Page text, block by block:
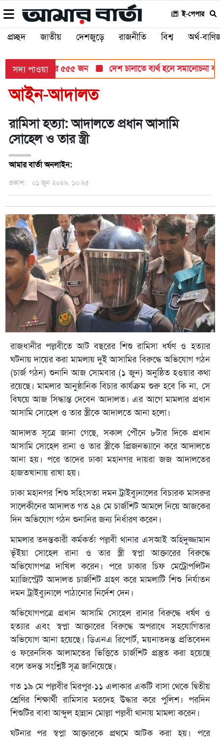
ই-পেপার
প্রচ্ছদ জাতীয় দেশজুড়ে রাজনীতি বিশ্ব অর্থ-
সদ্য পাওয়া
লাখ ৩২ হাজার ৫৫৫ জন দেশ চালাতে ব্যর্থ হলে সমালোচনা
আইন-আদালত
রামিসা হত্যা: আদালতে প্রধান আসামি
সোহেল ও তার স্ত্রী
আমার বার্তা অনলাইন:
প্রকাশ: ০১ জুন ২০২৬, ১০:২৫
রাজধানীর পল্লবীতে আট বছরের শিশু রামিসা ধর্ষণ ও হত্যার
ঘটনায় দায়ের করা মামলায় দুই আসামির বিরুদ্ধে অভিযোগ গঠন
(চার্জ গঠন) শুনানি আজ সোমবার (১ জুন) অনুষ্ঠিত হওয়ার কথা
রয়েছে। মামলার আনুষ্ঠানিক বিচার কার্যক্রম শুরু হবে কি না, সে
বিষয়ে আজ সিদ্ধান্ত দেবেন আদালত। এর আগে মামলার প্রধান
আসামি সোহেল ও তার স্ত্রীকে আদালতে আনা হলো।
আদালত সূত্রে জানা গেছে, সকাল পৌনে ৮টার দিকে প্রধান
আসামি সোহেল রানা ও তার স্ত্রীকে প্রিজনভ্যানে করে আদালতে
আনা হয়। পরে তাদের ঢাকা মহানগর দায়রা জজ আদালতের
হাজতখানায় রাখা হয়।
ঢাকা মহানগর শিশু সহিংসতা দমন ট্রাইব্যুনালের বিচারক মাসরুর
সালেকীনের আদালত গত ২৪ মে চার্জশিট আমলে নিয়ে আজকের
দিন অভিযোগ গঠন শুনানির জন্য নির্ধারণ করেন।
মামলার তদন্তকারী কর্মকর্তা পল্লবী থানার এসআই অহিদুজ্জামান
ভূঁইয়া সোহেল রানা ও তার স্ত্রী স্বপ্না আক্তারের বিরুদ্ধে
অভিযোগপত্র দাখিল করেন। পরে ঢাকার চিফ মেট্রোপলিটন
ম্যাজিস্ট্রেট আদালত চার্জশিট গ্রহণ করে মামলাটি শিশু নির্যাতন
দমন ট্রাইব্যুনালে পাঠানোর নির্দেশ দেন।
অভিযোগপত্রে প্রধান আসামি সোহেল রানার বিরুদ্ধে ধর্ষণ ও
হত্যার এবং স্বপ্না আক্তারের বিরুদ্ধে অপরাধে সহযোগিতার
অভিযোগ আনা হয়েছে। ডিএনএ রিপোর্ট, ময়নাতদন্ত প্রতিবেদন
ও ফরেনসিক আলামতের ভিত্তিতে চার্জশিট প্রস্তুত করা হয়েছে
বলে তদন্ত সংশ্লিষ্ট সূত্র জানিয়েছে।
গত ১৯ মে পল্লবীর মিরপুর-১১ এলাকার একটি বাসা থেকে দ্বিতীয়
শ্রেণির শিক্ষার্থী রামিসার মরদেহ উদ্ধার করে পুলিশ। পরদিন
শিশুটির বাবা আব্দুল হান্নান মোল্লা পল্লবী থানায় মামলা করেন।
ঘটনার পর স্বপ্না আক্তারকে প্রথমে আটক করা হয়। পরে